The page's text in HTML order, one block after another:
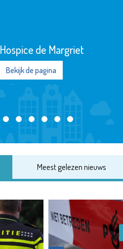
Hospice de Margriet
Bekijk de pagina
Meest gelezen nieuws